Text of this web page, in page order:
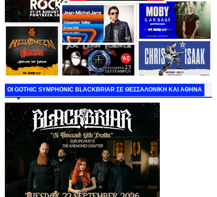
ΟΙ GOTHIC SYMPHONIC BLACKBRIAR ΣΕ ΘΕΣΣΑΛΟΝΙΚΗ ΚΑΙ ΑΘΗΝΑ